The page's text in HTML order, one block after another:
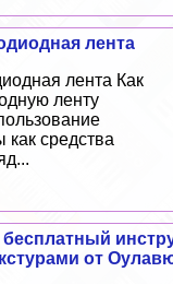
лента
лента Как
ленту
как средства
от